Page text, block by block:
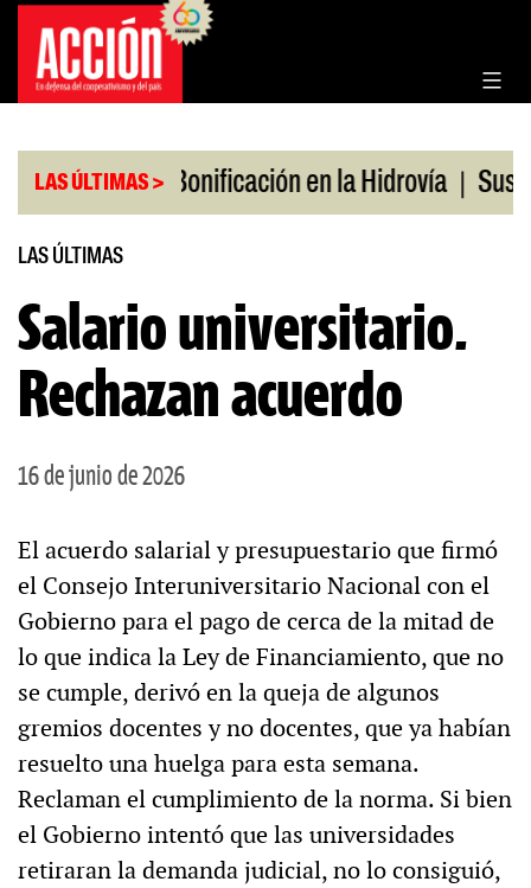
Saltar
contenido
LAS ÚLTIMAS >
en julio | Bonificación en la Hidrovía |
LAS ÚLTIMAS
Salario universitario.
Rechazan acuerdo
16 de junio de 2026
El acuerdo salarial y presupuestario que firmó
el Consejo Interuniversitario Nacional con el
Gobierno para el pago de cerca de la mitad de
lo que indica la Ley de Financiamiento, que no
se cumple, derivó en la queja de algunos
gremios docentes y no docentes, que ya habían
resuelto una huelga para esta semana.
Reclaman el cumplimiento de la norma. Si bien
el Gobierno intentó que las universidades
retiraran la demanda judicial, no lo consiguió,